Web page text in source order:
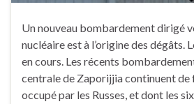
Un nouveau bombardement dirigé
nucléaire est à l’origine des dégâts.
en cours. Les récents
centrale de Zaporijjia continuent de
occupé par les Russes, et dont les